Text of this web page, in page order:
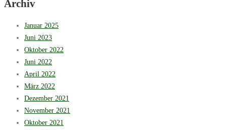
Archiv
Januar 2025
Juni 2023
Oktober 2022
Juni 2022
April 2022
März 2022
Dezember 2021
November 2021
Oktober 2021